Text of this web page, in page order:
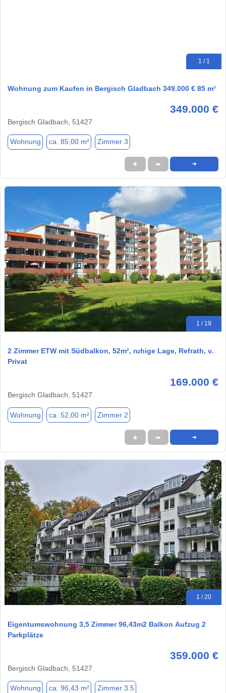
1 / 1
Wohnung zum Kaufen in Bergisch Gladbach 349.000 € 85 m²
349.000 €
Bergisch Gladbach, 51427
Wohnung ca. 85,00 m² Zimmer 3
★ ➦ ➜
1 / 19
2 Zimmer ETW mit Südbalkon, 52m², ruhige Lage, Refrath, v.
Privat
169.000 €
Bergisch Gladbach, 51427
Wohnung ca. 52,00 m² Zimmer 2
★ ➦ ➜
1 / 20
Eigentumswohnung 3,5 Zimmer 96,43m2 Balkon Aufzug 2
Parkplätze
359.000 €
Bergisch Gladbach, 51427
Wohnung ca. 96,43 m² Zimmer 3.5